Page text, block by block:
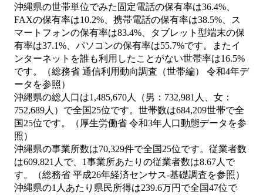
沖縄県の世帯単位でみた固定電話の保有率は36.4%、
FAXの保有率は10.2%、携帯電話の保有率は38.5%、ス
マートフォンの保有率は83.4%、タブレット型端末の保
有率は37.1%、パソコンの保有率は55.7%です。またイ
ンターネットを誰も利用したことがない世帯率は16.5%
です。（総務省 通信利用動向調査（世帯編） 令和4年デ
ータを参照）
沖縄県の総人口は1,485,670人（男：732,981人、女：
752,689人）で全国25位です。世帯数は684,209世帯で全
国25位です。（厚生労働省 令和3年人口動態データを参
照）
沖縄県の事業所数は70,329件で全国25位です。従業者数
は609,821人で、1事業所あたりの従業者数は8.67人で
す。（総務省 平成26年経済センサス‐基礎調査を参照）
沖縄県の1人あたり県民所得は239.6万円で全国47位で